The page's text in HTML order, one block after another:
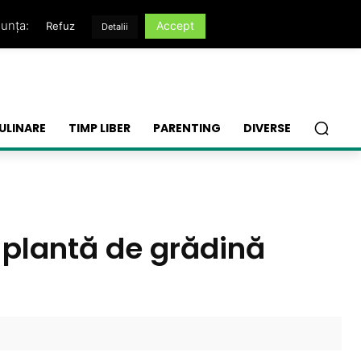
TIMP LIBER PARENTING DIVERSE
de grădină
Refuz Detalii Accept